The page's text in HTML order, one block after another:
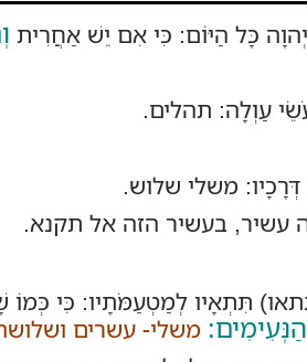
כָּל הַיּוֹם: כִּי אִם יֵשׁ אַחֲרִית
עַוְלָה: תהלים.
משלי שלוש.
עשיר, בעשיר הזה אל תקנא.
תִּתְאָיו לְמַטְעַמֹּתָיו: כִּי
משלי- עשרים